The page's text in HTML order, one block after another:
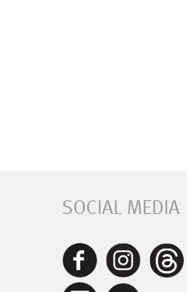
SOCIAL MEDIA